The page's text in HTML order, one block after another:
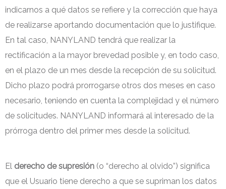
indicarnos a qué datos se refiere y la corrección que haya
de realizarse aportando documentación que lo justifique.
En tal caso, NANYLAND tendrá que realizar la
rectificación a la mayor brevedad posible y, en todo caso,
en el plazo de un mes desde la recepción de su solicitud.
Dicho plazo podrá prorrogarse otros dos meses en caso
necesario, teniendo en cuenta la complejidad y el número
de solicitudes. NANYLAND informará al interesado de la
prórroga dentro del primer mes desde la solicitud.
El derecho de supresión (o “derecho al olvido”) significa
que el Usuario tiene derecho a que se supriman los datos